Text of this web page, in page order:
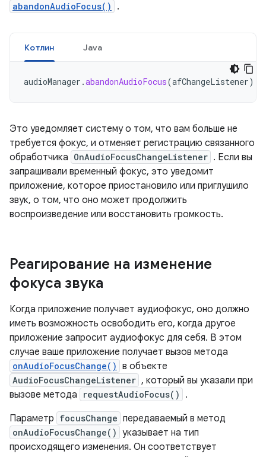
abandonAudioFocus() .
Котлин Java
audioManager .abandonAudioFocus(afChangeListener)
Это уведомляет систему о том, что вам больше не
требуется фокус, и отменяет регистрацию связанного
обработчика OnAudioFocusChangeListener . Если вы
запрашивали временный фокус, это уведомит
приложение, которое приостановило или приглушило
звук, о том, что оно может продолжить
воспроизведение или восстановить громкость.
Реагирование на изменение
фокуса звука
Когда приложение получает аудиофокус, оно должно
иметь возможность освободить его, когда другое
приложение запросит аудиофокус для себя. В этом
случае ваше приложение получает вызов метода
onAudioFocusChange() в объекте
AudioFocusChangeListener , который вы указали при
вызове метода
requestAudioFocus()
.
Параметр focusChange передаваемый в метод
onAudioFocusChange() указывает на тип
происходящего изменения. Он соответствует